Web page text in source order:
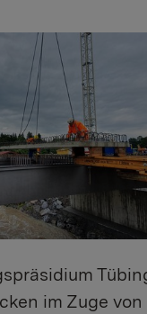
im Zuge